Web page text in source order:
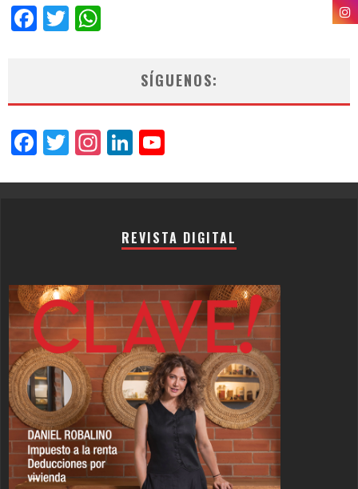
Facebook
Twitter
SÍGUENOS:
Facebook
Twitter
Instagram
LinkedIn
REVISTA DIGITAL